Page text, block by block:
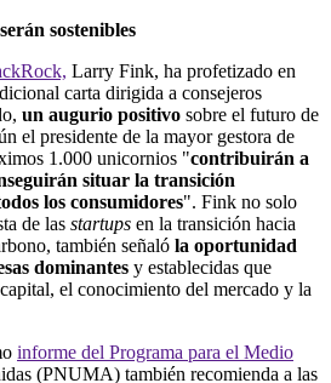
sostenibles
Larry Fink, ha profetizado en
carta dirigida a consejeros
un augurio positivo sobre el futuro de
el presidente de la mayor gestora de
1.000 unicornios "contribuirán a
situar la transición
los consumidores". Fink no solo
de las startups en la transición hacia
también señaló la oportunidad
dominantes y establecidas que
el conocimiento del mercado y la
informe del Programa para el Medio
(PNUMA) también recomienda a las